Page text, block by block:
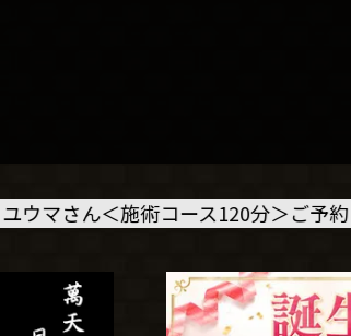
120分＞ご予約いただきました🙇‍♂️